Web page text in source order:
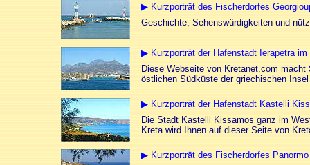
▶ Kurzporträt des Fischerdorfes
Geschichte, Sehenswürdigkeiten und
▶ Kurzporträt der Hafenstadt Ierapetra
Diese Webseite von Kretanet.com
östlichen Südküste der griechischen
▶ Kurzporträt der Hafenstadt Kastelli
Die Stadt Kastelli Kissamos ganz im
Kreta wird Ihnen auf dieser Seite von
▶ Kurzporträt des Fischerdorfes